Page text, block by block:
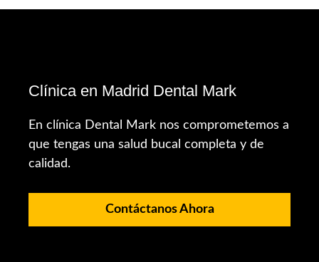
Clínica en Madrid Dental Mark
En clínica Dental Mark nos comprometemos a
que tengas una salud bucal completa y de
calidad.
Contáctanos Ahora